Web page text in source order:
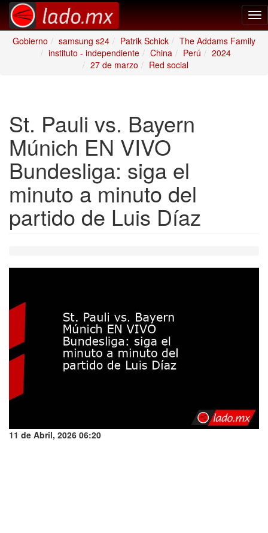
Gobierno
samsung s24 Patrik Schick
The Addams Family
instituto - independiente
China Perú
2024
27 de marzo
Red social
St. Pauli vs. Bayern
Múnich EN VIVO
Bundesliga: siga el
minuto a minuto del
partido de Luis Díaz
11 de Abril, 2026 06:20